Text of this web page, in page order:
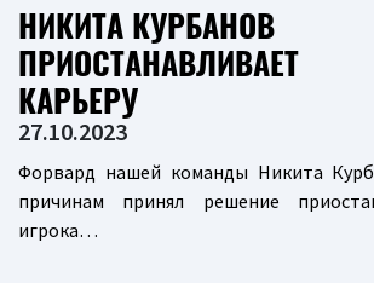
НИКИТА КУРБАНОВ
ПРИОСТАНАВЛИВАЕТ
КАРЬЕРУ
27.10.2023
Форвард нашей команды Никита
причинам принял решение
игрока…